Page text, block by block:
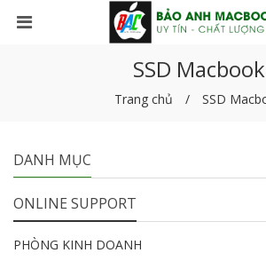
SSD Macbook
Trang chủ SSD
DANH MỤC
ONLINE SUPPORT
PHÒNG KINH DOANH